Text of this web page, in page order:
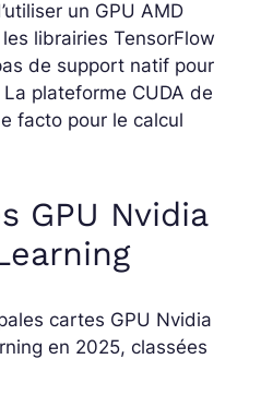
un GPU AMD
librairies TensorFlow
de support natif pour
plateforme CUDA de
facto pour le calcul
GPU Nvidia
cartes GPU Nvidia
en 2025, classées